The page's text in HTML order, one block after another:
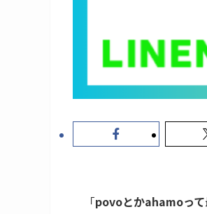
「povoとかahamoって